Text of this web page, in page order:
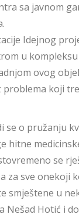
sa javnom
Idejnog
u kompleksu
ovog
problema koji
se o pružanju
hitne
se
za sve onekoji
smještene u
Nešad Hotić i